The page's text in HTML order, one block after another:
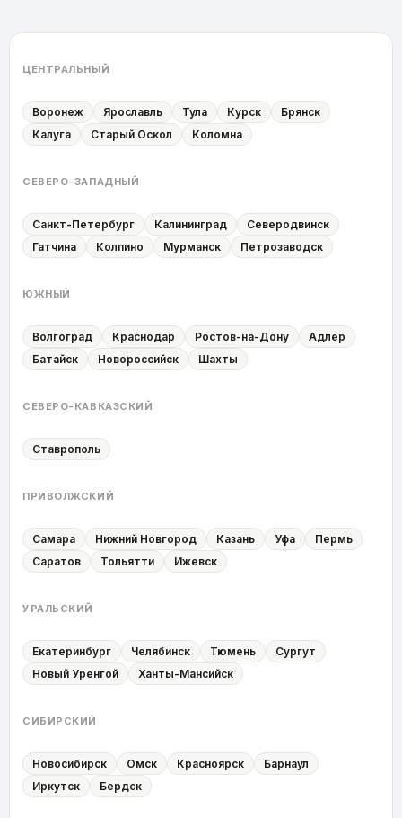
ЦЕНТРАЛЬНЫЙ
Воронеж Ярославль Тула Курск
Брянск
Калуга
Старый Оскол Коломна
СЕВЕРО-ЗАПАДНЫЙ
Санкт-Петербург Калининград
Северодвинск
Гатчина
Колпино Мурманск Петрозаводск
ЮЖНЫЙ
Волгоград Краснодар Ростов-на-Дону
Адлер
Батайск
Новороссийск Шахты
СЕВЕРО-КАВКАЗСКИЙ
Ставрополь
ПРИВОЛЖСКИЙ
Самара Нижний Новгород Казань Уфа
Пермь
Саратов
Тольятти Ижевск
УРАЛЬСКИЙ
Екатеринбург Челябинск Тюмень
Сургут
Новый Уренгой
Ханты-Мансийск
СИБИРСКИЙ
Новосибирск Омск Красноярск
Барнаул
Иркутск
Бердск